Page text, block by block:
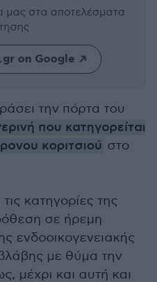
μας στα αποτελέσματα
on Google
την πόρτα του
που κατηγορείται
κοριτσιού στο
κατηγορίες της
σε ήρεμη
ενδοοικογενειακής
με θύμα την
μέχρι και αυτή και